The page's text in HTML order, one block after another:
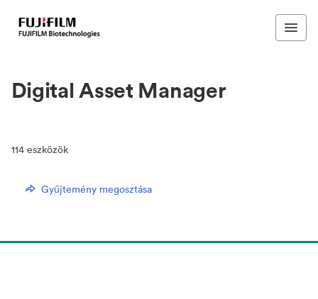
Digital Asset Manager
114 eszközök
Gyűjtemény megosztása